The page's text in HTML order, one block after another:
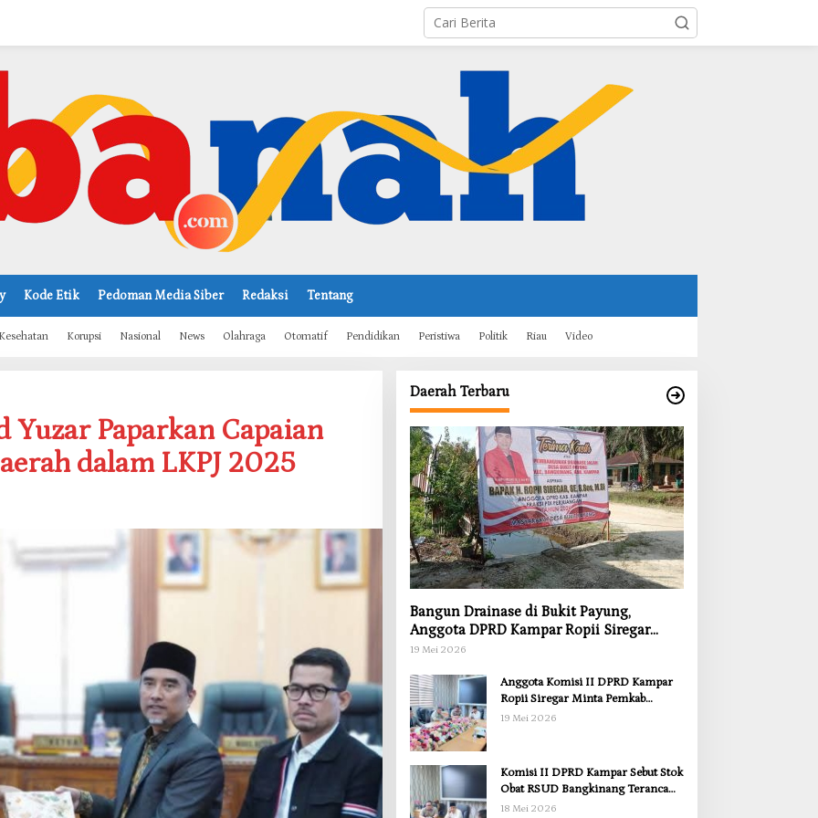
Kode Etik Pedoman Media Siber Redaksi Tentang
Kesehatan Korupsi Nasional News Olahraga Otomatif Pendidikan Peristiwa Politik Riau Video
Yuzar Paparkan Capaian
dalam LKPJ 2025
Daerah Terbaru
Bangun Drainase di Bukit Payung,
Anggota DPRD Kampar Ropii Siregar
Dorong Infrastruktur yang Menyentuh
19 Mei 2026
Anggota Komisi II DPRD Kampar
Ropii Siregar Minta Pemkab
Bergerak Cepat Atasi Ancaman
19 Mei 2026
Komisi II DPRD Kampar Sebut Stok
Obat RSUD Bangkinang Terancam
Habis Juli 2026
18 Mei 2026